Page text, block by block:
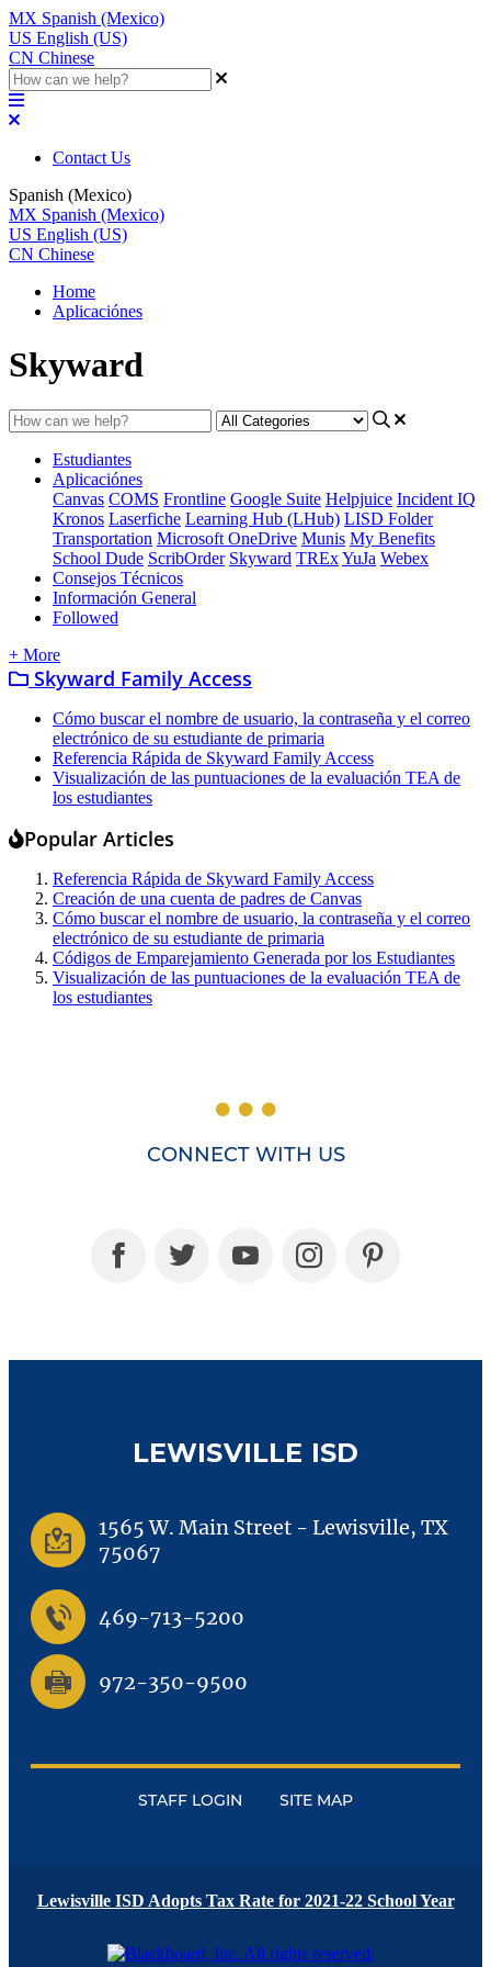
MX Spanish (Mexico)
US English (US)
CN Chinese
Contact Us
Spanish (Mexico)
MX Spanish (Mexico)
US English (US)
CN Chinese
Home
Aplicaciónes
Skyward
Estudiantes
Aplicaciónes
Canvas COMS Frontline Google Suite Helpjuice Incident IQ
Kronos Laserfiche Learning Hub (LHub) LISD Folder
Transportation Microsoft OneDrive Munis My Benefits
School Dude ScribOrder Skyward TRExYuJa Webex
Consejos Técnicos
Información General
Followed
+ More
Skyward Family Access
Cómo buscar el nombre de usuario, la contraseña y el correo
electrónico de su estudiante de primaria
Referencia Rápida de Skyward Family Access
Visualización de las puntuaciones de la evaluación TEA de
los estudiantes
Popular Articles
Referencia Rápida de Skyward Family Access
Creación de una cuenta de padres de Canvas
Cómo buscar el nombre de usuario, la contraseña y el correo
electrónico de su estudiante de primaria
Códigos de Emparejamiento Generada por los Estudiantes
Visualización de las puntuaciones de la evaluación TEA de
los estudiantes
CONNECT WITH US
LEWISVILLE ISD
1565 W. Main Street - Lewisville, TX
75067
469-713-5200
972-350-9500
STAFF LOGIN SITE MAP
Lewisville ISD Adopts Tax Rate for 2021-22 School Year